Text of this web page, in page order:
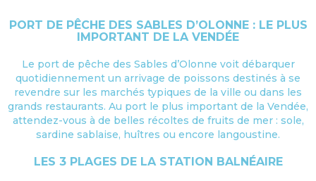
PORT DE PÊCHE DES SABLES D’OLONNE : LE PLUS
IMPORTANT DE LA VENDÉE
Le port de pêche des Sables d’Olonne voit débarquer
quotidiennement un arrivage de poissons destinés à se
revendre sur les marchés typiques de la ville ou dans les
grands restaurants. Au port le plus important de la Vendée,
attendez-vous à de belles récoltes de fruits de mer : sole,
sardine sablaise, huîtres ou encore langoustine.
LES 3 PLAGES DE LA STATION BALNÉAIRE